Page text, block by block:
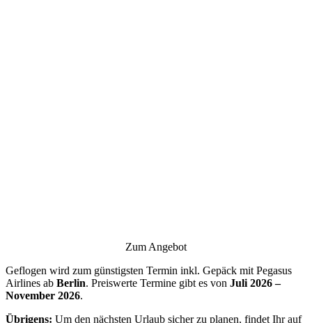
Zum Angebot
Geflogen wird zum günstigsten Termin inkl. Gepäck mit Pegasus
Airlines ab Berlin. Preiswerte Termine gibt es von Juli 2026 –
November 2026.
Übrigens: Um den nächsten Urlaub sicher zu planen, findet Ihr auf